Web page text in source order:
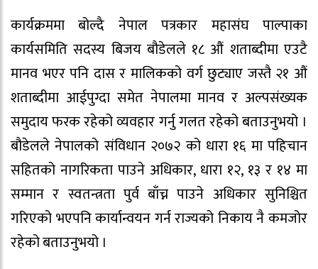
कार्यक्रममा बोल्दै नेपाल पत्रकार महासंघ पाल्पाका
कार्यसमिति सदस्य बिजय बौडेलले १८ औं शताब्दीमा एउटै
मानव भएर पनि दास र मालिकको वर्ग छुट्याए जस्तै २१ औं
शताब्दीमा आईपुग्दा समेत नेपालमा मानव र अल्पसंख्यक
समुदाय फरक रहेको व्यवहार गर्नु गलत रहेको बताउनुभयो ।
बौडेलले नेपालको संविधान २०७२ को धारा १६ मा पहिचान
सहितको नागरिकता पाउने अधिकार, धारा १२, १३ र १४ मा
सम्मान र स्वतन्त्रता पुर्व बाँच्न पाउने अधिकार सुनिश्चित
गरिएको भएपनि कार्यान्वयन गर्न राज्यको निकाय नै कमजोर
रहेको बताउनुभयो ।